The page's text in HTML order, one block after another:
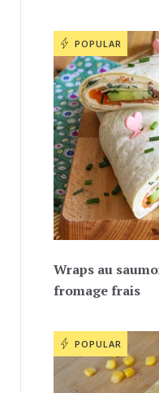
POPULAR
Wraps au
fromage frais
POPULAR